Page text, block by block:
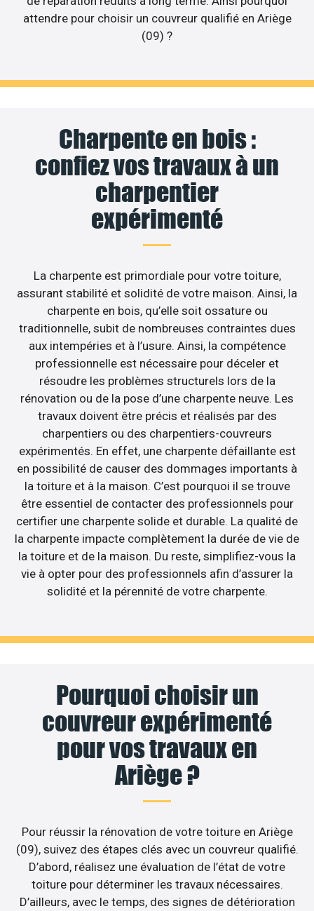
attendre pour choisir un couvreur qualifié en Ariège
(09) ?
Charpente en bois :
confiez vos travaux à un
charpentier
expérimenté
La charpente est primordiale pour votre toiture,
assurant stabilité et solidité de votre maison. Ainsi, la
charpente en bois, qu’elle soit ossature ou
traditionnelle, subit de nombreuses contraintes dues
aux intempéries et à l’usure. Ainsi, la compétence
professionnelle est nécessaire pour déceler et
résoudre les problèmes structurels lors de la
rénovation ou de la pose d’une charpente neuve. Les
travaux doivent être précis et réalisés par des
charpentiers ou des charpentiers-couvreurs
expérimentés. En effet, une charpente défaillante est
en possibilité de causer des dommages importants à
la toiture et à la maison. C’est pourquoi il se trouve
être essentiel de contacter des professionnels pour
certifier une charpente solide et durable. La qualité de
la charpente impacte complètement la durée de vie de
la toiture et de la maison. Du reste, simplifiez-vous la
vie à opter pour des professionnels afin d’assurer la
solidité et la pérennité de votre charpente.
Pourquoi choisir un
couvreur expérimenté
pour vos travaux en
Ariège ?
Pour réussir la rénovation de votre toiture en Ariège
(09), suivez des étapes clés avec un couvreur qualifié.
D’abord, réalisez une évaluation de l’état de votre
toiture pour déterminer les travaux nécessaires.
D’ailleurs, avec le temps, des signes de détérioration